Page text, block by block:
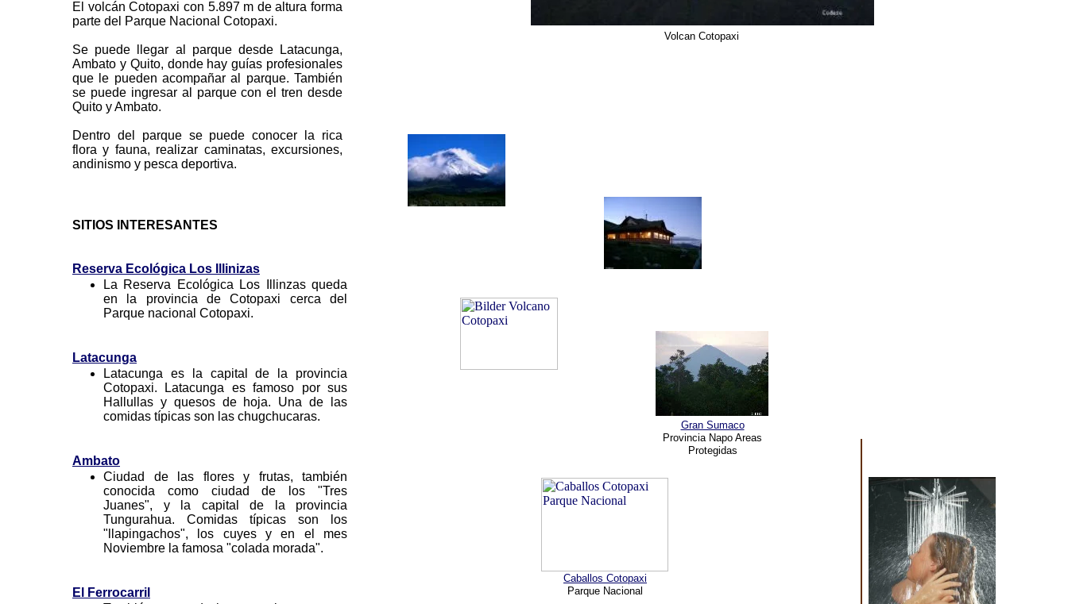
El volcán Cotopaxi con 5.897 m de altura forma
parte del Parque Nacional Cotopaxi.
Se puede llegar al parque desde Latacunga,
Ambato y Quito, donde hay guías profesionales
que le pueden acompañar al parque. También
se puede ingresar al parque con el tren desde
Quito y Ambato.
Dentro del parque se puede conocer la rica
flora y fauna, realizar caminatas, excursiones,
andinismo y pesca deportiva.
Volcan Cotopaxi
SITIOS INTERESANTES
Reserva Ecológica Los Illinizas
La Reserva Ecológica Los Illinzas queda
en la provincia de Cotopaxi cerca del
Parque nacional Cotopaxi.
Latacunga
Latacunga es la capital de la provincia
Cotopaxi. Latacunga es famoso por sus
Hallullas y quesos de hoja. Una de las
comidas típicas son las chugchucaras.
Ambato
Ciudad de las flores y frutas, también
conocida como ciudad de los "Tres
Juanes", y la capital de la provincia
Tungurahua. Comidas típicas son los
"llapingachos", los cuyes y en el mes
Noviembre la famosa "colada morada".
El Ferrocarril
Gran Sumaco
Provincia Napo Areas
Protegidas
Caballos Cotopaxi
Parque Nacional